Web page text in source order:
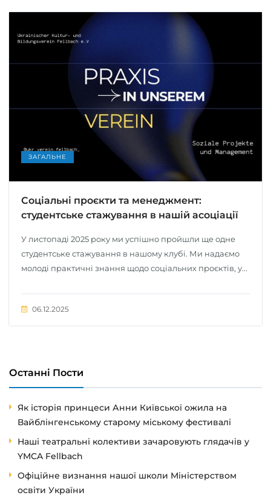
ЗАГАЛЬНЕ
Соціальні проєкти та менеджмент:
студентське стажування в нашій асоціації
У листопаді 2025 року ми успішно пройшли ще одне
студентське стажування в нашому клубі. Ми надаємо
молоді практичні знання щодо соціальних проєктів, у...
06.12.2025
Останні Пости
Як історія принцеси Анни Київської ожила на
Вайблінгенському старому міському фестивалі
Наші театральні колективи зачаровують глядачів у
YMCA Fellbach
Офіційне визнання нашої школи Міністерством
освіти України